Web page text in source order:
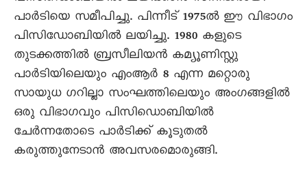
പാര്‍ടിയെ സമീപിച്ചു. പിന്നീട് 1975ല്‍ ഈ വിഭാഗം
പിസിഡോബിയില്‍ ലയിച്ചു. 1980 കളുടെ
തുടക്കത്തില്‍ ബ്രസീലിയന്‍ കമ്യൂണിസ്റ്റു
പാര്‍ടിയിലെയും എംആര്‍ 8 എന്ന മറ്റൊരു
സായുധ ഗറില്ലാ സംഘത്തിലെയും അംഗങ്ങളില്‍
ഒരു വിഭാഗവും പിസിഡൊബിയില്‍
ചേര്‍ന്നതോടെ പാര്‍ടിക്ക് കൂടുതല്‍
കരുത്തുനേടാന്‍ അവസരമൊരുങ്ങി.